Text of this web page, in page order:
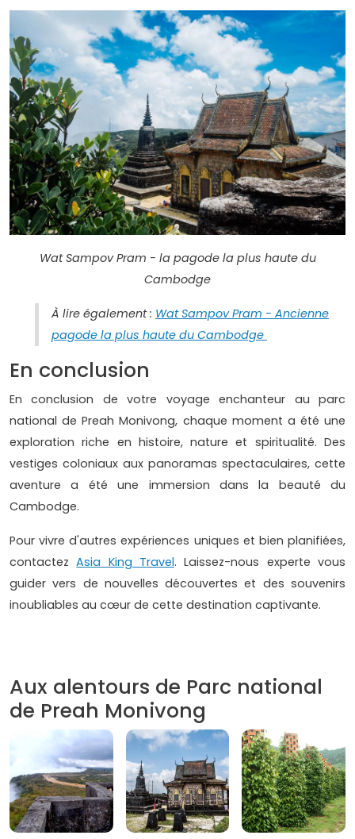
Wat Sampov Pram - la pagode la plus haute du
Cambodge
À lire également : Wat Sampov Pram - Ancienne
pagode la plus haute du Cambodge
En conclusion
En conclusion de votre voyage enchanteur au parc
national de Preah Monivong, chaque moment a été une
exploration riche en histoire, nature et spiritualité. Des
vestiges coloniaux aux panoramas spectaculaires, cette
aventure a été une immersion dans la beauté du
Cambodge.
Pour vivre d'autres expériences uniques et bien planifiées,
contactezAsia King Travel. Laissez-nous experte vous
guider vers de nouvelles découvertes et des souvenirs
inoubliables au cœur de cette destination captivante.
Aux alentours de Parc national
de Preah Monivong